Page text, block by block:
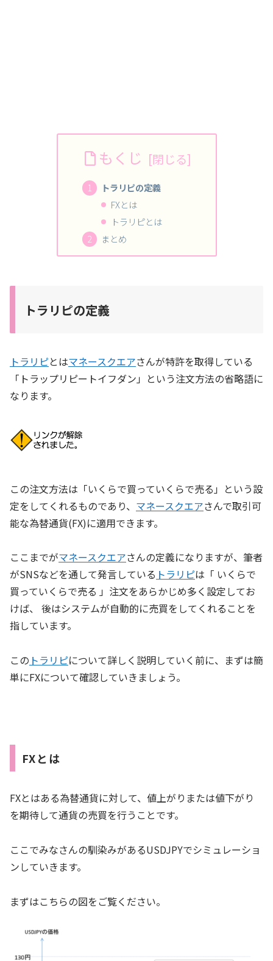
もくじ
トラリピの定義
FXとは
トラリピとは
まとめ
トラリピの定義
トラリピとはマネースクエアさんが特許を取得している
「トラップリピートイフダン」という注文方法の省略語に
なります。
この注文方法は「いくらで買っていくらで売る」という設
定をしてくれるものであり、 マネースクエアさんで取引可
能な為替通貨(FX)に適用できます。
ここまでがマネースクエアさんの定義になりますが、筆者
がSNSなどを通して発言している トラリピは「 いくらで
買っていくらで売る 」注文をあらかじめ多く設定してお
けば、 後はシステムが自動的に売買をしてくれることを
指しています。
この トラリピについて詳しく説明していく前に、まずは簡
単にFXについて確認していきましょう。
FXとは
FXとはある為替通貨に対して、値上がりまたは値下がり
を期待して通貨の売買を行うことです。
ここでみなさんの馴染みがあるUSDJPYでシミュレーショ
ンしていきます。
まずはこちらの図をご覧ください。